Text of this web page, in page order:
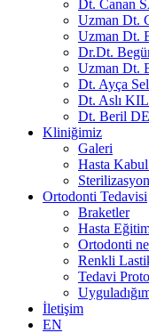
Dt. Canan
Uzman Dt.
Uzman
Dr.Dt.
Uzman Dt.
Dt. Ayça
Dt. Aslı
Dt. Beril
Kliniğimiz
Galeri
Hasta
Ortodonti Tedavisi
Braketler
Hasta
Ortodonti
Renkli
Tedavi
İletişim
EN